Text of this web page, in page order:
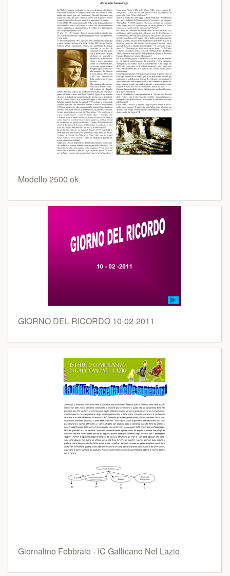
Modello 2500 ok
GIORNO DEL RICORDO 10-02-2011
Giornalino Febbraio - IC Gallicano Nel Lazio